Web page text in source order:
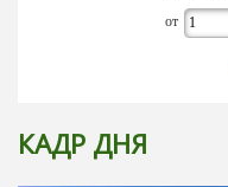
от
КАДР ДНЯ